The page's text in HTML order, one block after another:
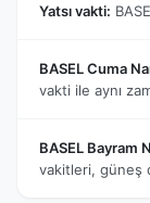
Yatsı vakti:
BASEL Cuma
vakti ile aynı
BASEL Bayram
vakitleri, güneş